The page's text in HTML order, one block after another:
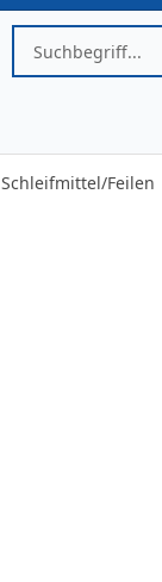
Schleifmittel/Feilen